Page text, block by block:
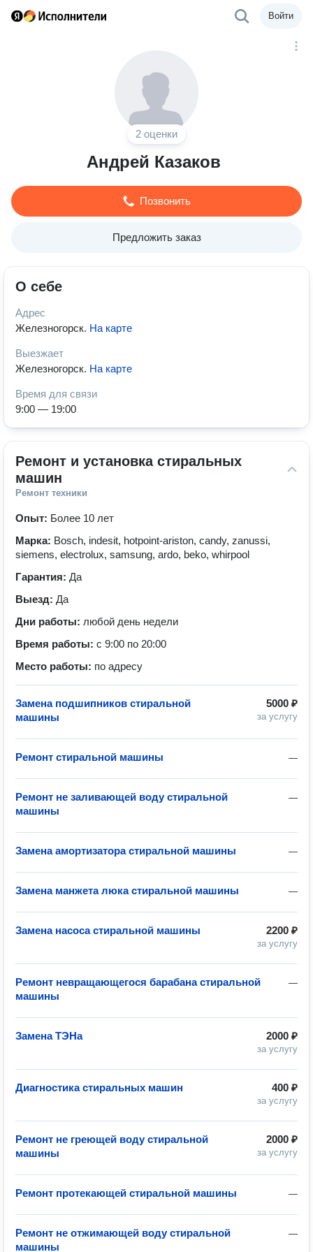
Войти
2 оценки
Андрей Казаков
Позвонить
Предложить заказ
О себе
Адрес
Железногорск. На карте
Выезжает
Железногорск. На карте
Время для связи
9:00 — 19:00
Ремонт и установка стиральных
машин
Ремонт техники
Опыт: Более 10 лет
Марка: Bosch, indesit, hotpoint-ariston, candy, zanussi,
siemens, electrolux, samsung, ardo, beko, whirpool
Гарантия: Да
Выезд: Да
Дни работы: любой день недели
Время работы: с 9:00 по 20:00
Место работы: по адресу
5000 ₽
за услугу
Замена подшипников стиральной
машины
—
Ремонт стиральной машины
—
Ремонт не заливающей воду стиральной
машины
—
Замена амортизатора стиральной машины
—
Замена манжета люка стиральной машины
2200 ₽
за услугу
Замена насоса стиральной машины
—
Ремонт невращающегося барабана стиральной
машины
2000 ₽
за услугу
Замена ТЭНа
400 ₽
за услугу
Диагностика стиральных машин
2000 ₽
за услугу
Ремонт не греющей воду стиральной
машины
—
Ремонт протекающей стиральной машины
—
Ремонт не отжимающей воду стиральной
машины